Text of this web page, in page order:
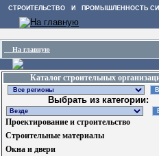
СТРОИТЕЛЬСТВО И ПРОМЫШЛЕННОСТЬ
На главную
Каталог строительных
Выбрать из категории:
Проектирование и строительство
Строительные материалы
Окна и двери